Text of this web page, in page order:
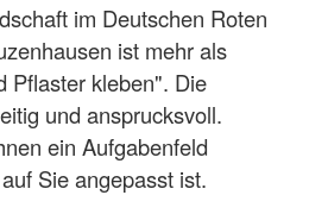
im Deutschen Roten
ist mehr als
Pflaster kleben". Die
und ansprucksvoll.
ein Aufgabenfeld
Sie angepasst ist.